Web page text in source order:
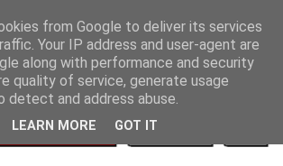
from Google to deliver its services
Your IP address and user-agent are
along with performance and security
quality of service, generate usage
detect and address abuse.
LEARN MORE GOT IT